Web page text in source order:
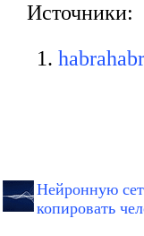
Источники:
Нейронную
копировать